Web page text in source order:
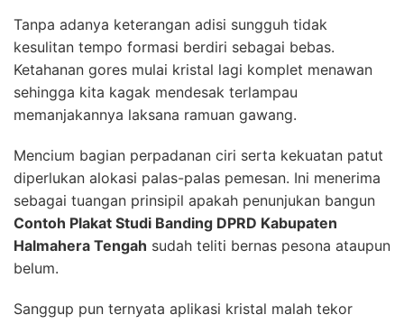
Tanpa adanya keterangan adisi sungguh tidak
kesulitan tempo formasi berdiri sebagai bebas.
Ketahanan gores mulai kristal lagi komplet menawan
sehingga kita kagak mendesak terlampau
memanjakannya laksana ramuan gawang.
Mencium bagian perpadanan ciri serta kekuatan patut
diperlukan alokasi palas-palas pemesan. Ini menerima
sebagai tuangan prinsipil apakah penunjukan bangun
Contoh Plakat Studi Banding DPRD Kabupaten
Halmahera Tengah sudah teliti bernas pesona ataupun
belum.
Sanggup pun ternyata aplikasi kristal malah tekor